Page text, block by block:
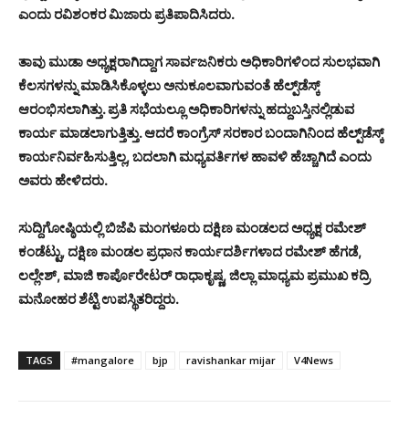
ಎಂದು ರವಿಶಂಕರ ಮಿಜಾರು ಪ್ರತಿಪಾದಿಸಿದರು.
ತಾವು ಮುಡಾ ಅಧ್ಯಕ್ಷರಾಗಿದ್ದಾಗ ಸಾರ್ವಜನಿಕರು ಅಧಿಕಾರಿಗಳಿಂದ ಸುಲಭವಾಗಿ
ಕೆಲಸಗಳನ್ನು ಮಾಡಿಸಿಕೊಳ್ಳಲು ಅನುಕೂಲವಾಗುವಂತೆ ಹೆಲ್ಪ್‌ಡೆಸ್ಕ್‌
ಆರಂಭಿಸಲಾಗಿತ್ತು. ಪ್ರತಿ ಸಭೆಯಲ್ಲೂ ಅಧಿಕಾರಿಗಳನ್ನು ಹದ್ದುಬಸ್ತಿನಲ್ಲಿಡುವ
ಕಾರ್ಯ ಮಾಡಲಾಗುತ್ತಿತ್ತು. ಆದರೆ ಕಾಂಗ್ರೆಸ್ ಸರಕಾರ ಬಂದಾಗಿನಿಂದ ಹೆಲ್ಪ್‌ಡೆಸ್ಕ್‌
ಕಾರ್ಯನಿರ್ವಹಿಸುತ್ತಿಲ್ಲ, ಬದಲಾಗಿ ಮಧ್ಯವರ್ತಿಗಳ ಹಾವಳಿ ಹೆಚ್ಚಾಗಿದೆ ಎಂದು
ಅವರು ಹೇಳಿದರು.
ಸುದ್ದಿಗೋಷ್ಠಿಯಲ್ಲಿ ಬಿಜೆಪಿ ಮಂಗಳೂರು ದಕ್ಷಿಣ ಮಂಡಲದ ಅಧ್ಯಕ್ಷ ರಮೇಶ್
ಕಂಡೆಟ್ಟು, ದಕ್ಷಿಣ ಮಂಡಲ ಪ್ರಧಾನ ಕಾರ್ಯದರ್ಶಿಗಳಾದ ರಮೇಶ್ ಹೆಗಡೆ,
ಲಲ್ಲೇಶ್, ಮಾಜಿ ಕಾರ್ಪೊರೇಟರ್ ರಾಧಾಕೃಷ್ಣ, ಜಿಲ್ಲಾ ಮಾಧ್ಯಮ ಪ್ರಮುಖ ಕದ್ರಿ
ಮನೋಹರ ಶೆಟ್ಟಿ ಉಪಸ್ಥಿತರಿದ್ದರು.
TAGS #mangalore bjp ravishankar mijar V4News